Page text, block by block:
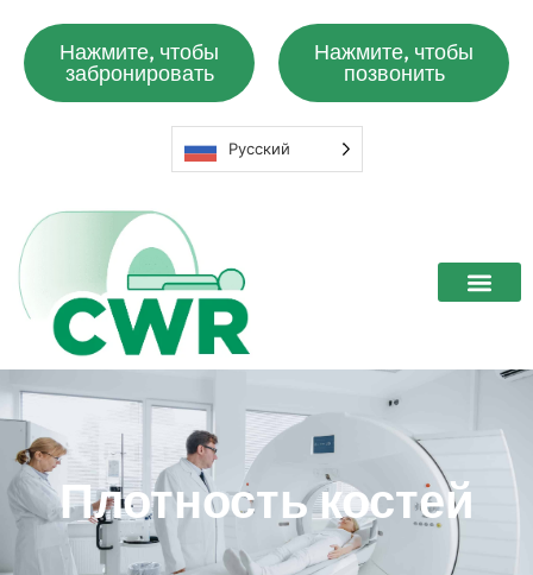
Нажмите, чтобы
забронировать
Нажмите, чтобы
позвонить
Русский
Плотность костей